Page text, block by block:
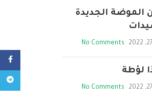
الموضة الجديدة
No Comments
لؤطة
No Comments